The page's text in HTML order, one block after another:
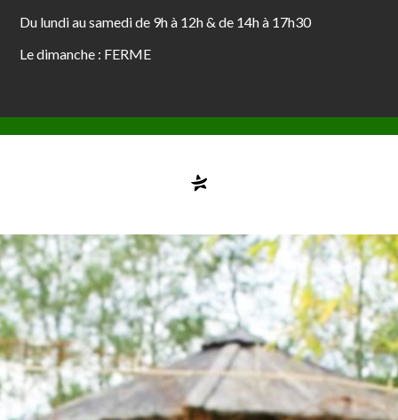
Du lundi au samedi de 9h à 12h & de 14h à 17h30
Le dimanche : FERME